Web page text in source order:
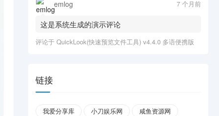
emlog 7 个月前
这是系统生成的演示评论
评论于 QuickLook(快速预览文件工具) v4.4.0 多语便携版
链接
我爱分享库 小刀娱乐网
咸鱼资源网